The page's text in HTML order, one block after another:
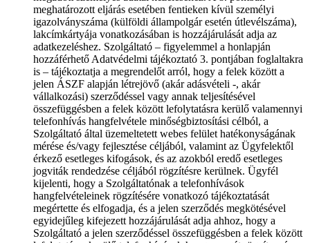
meghatározott eljárás esetében fentieken kívül személyi
igazolványszáma (külföldi állampolgár esetén útlevélszáma),
lakcímkártyája vonatkozásában is hozzájárulását adja az
adatkezeléshez. Szolgáltató – figyelemmel a honlapján
hozzáférhető Adatvédelmi tájékoztató 3. pontjában foglaltakra
is – tájékoztatja a megrendelőt arról, hogy a felek között a
jelen ÁSZF alapján létrejövő (akár adásvételi -, akár
vállalkozási) szerződéssel vagy annak teljesítésével
összefüggésben a felek között lefolytatásra kerülő valamennyi
telefonhívás hangfelvétele minőségbiztosítási célból, a
Szolgáltató által üzemeltetett webes felület hatékonyságának
mérése és/vagy fejlesztése céljából, valamint az Ügyfelektől
érkező esetleges kifogások, és az azokból eredő esetleges
jogviták rendedzése céljából rögzítésre kerülnek. Ügyfél
kijelenti, hogy a Szolgáltatónak a telefonhívások
hangfelvételeinek rögzítésére vonatkozó tájékoztatását
megértette és elfogadja, és a jelen szerződés megkötésével
egyidejűleg kifejezett hozzájárulását adja ahhoz, hogy a
Szolgáltató a jelen szerződéssel összefüggésben a felek között